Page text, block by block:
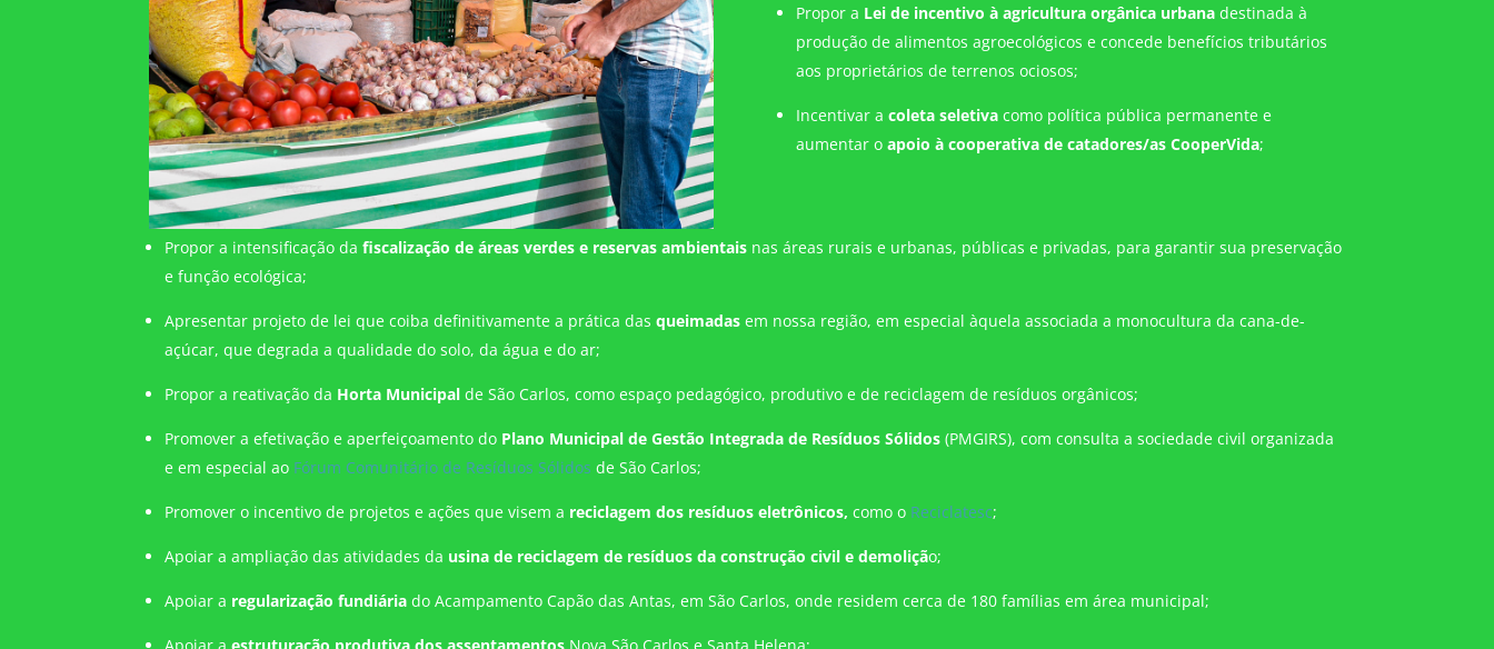
Propor a Lei de incentivo à agricultura orgânica urbanadestinada à
produção de alimentos agroecológicos e concede benefícios tributários
aos proprietários de terrenos ociosos;
Incentivar a coleta seletivacomo política pública permanente e
aumentar o apoio à cooperativa de catadores/as CooperVida;
Propor a intensificação dafiscalização de áreas verdes e reservas ambientais nas áreas rurais e urbanas, públicas e privadas, para garantir sua preservação
e função ecológica;
Apresentar projeto de lei que coiba definitivamente a prática dasqueimadas em nossa região, em especial àquela associada a monocultura da cana-de-
açúcar, que degrada a qualidade do solo, da água e do ar;
Propor a reativação da Horta Municipal de São Carlos, como espaço pedagógico, produtivo e de reciclagem de resíduos orgânicos;
Promover a efetivação e aperfeiçoamento do Plano Municipal de Gestão Integrada de Resíduos Sólidos (PMGIRS), com consulta a sociedade civil organizada
e em especial ao Fórum Comunitário de Resíduos Sólidos de São Carlos;
Promover o incentivo de projetos e ações que visem a reciclagem dos resíduos eletrônicos, como o Reciclatesc;
Apoiar a ampliação das atividades da usina de reciclagem de resíduos da construção civil e demolição;
Apoiar a regularização fundiária do Acampamento Capão das Antas, em São Carlos, onde residem cerca de 180 famílias em área municipal;